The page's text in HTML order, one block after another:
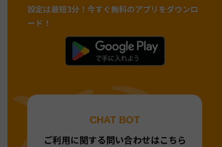
設定は最短3分！ 今すぐ無料のアプリをダウンロ
ード！
CHAT BOT
ご利用に関する問い合わせはこちら